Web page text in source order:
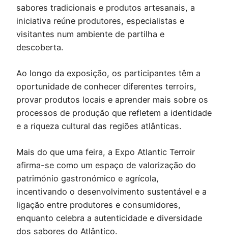
sabores tradicionais e produtos artesanais, a
iniciativa reúne produtores, especialistas e
visitantes num ambiente de partilha e
descoberta.
Ao longo da exposição, os participantes têm a
oportunidade de conhecer diferentes terroirs,
provar produtos locais e aprender mais sobre os
processos de produção que refletem a identidade
e a riqueza cultural das regiões atlânticas.
Mais do que uma feira, a Expo Atlantic Terroir
afirma-se como um espaço de valorização do
património gastronómico e agrícola,
incentivando o desenvolvimento sustentável e a
ligação entre produtores e consumidores,
enquanto celebra a autenticidade e diversidade
dos sabores do Atlântico.